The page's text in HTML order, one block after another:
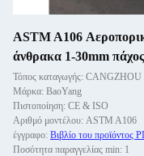
ASTM A106
άνθρακα 1-30mm πάχος
Τόπος καταγωγής: CANGZHOU
Μάρκα: BaoYang
Πιστοποίηση: CE & ISO
Αριθμό μοντέλου: ASTM A106
έγγραφο: Βιβλίο του προϊόντος
Ποσότητα παραγγελίας min: 1